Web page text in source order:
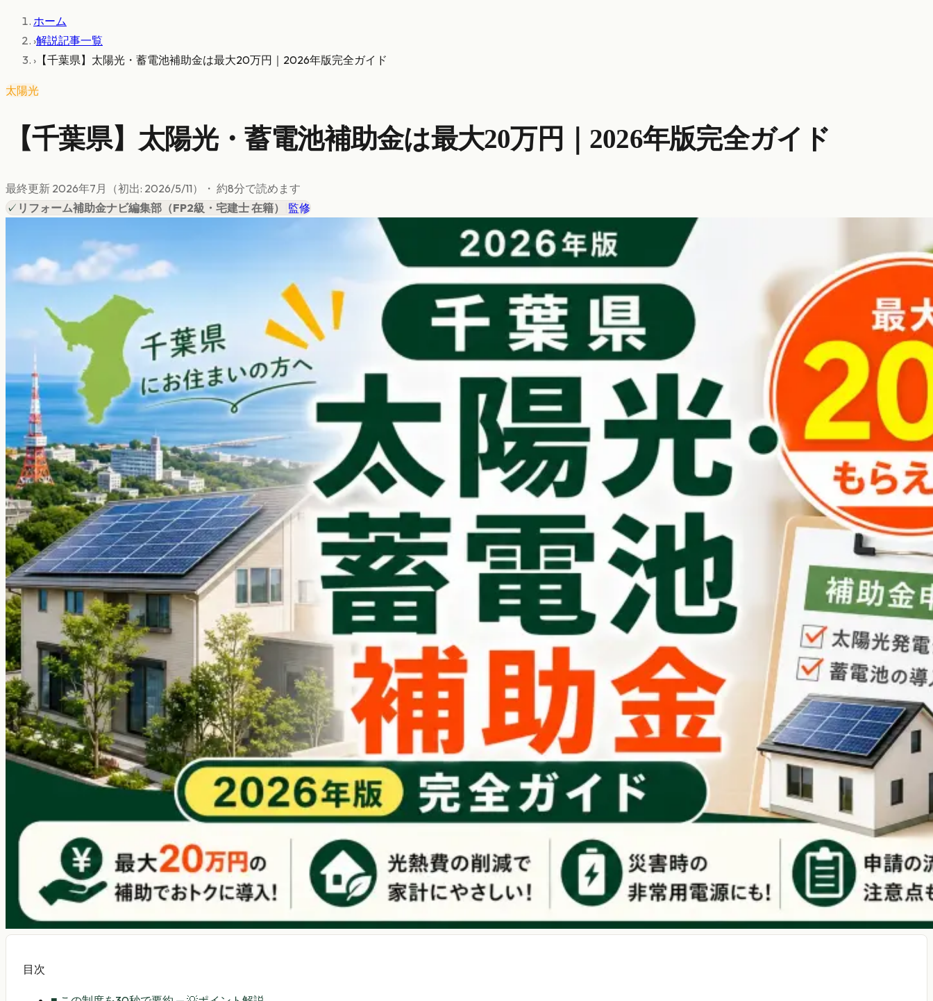
ホーム
›解説記事一覧
› 【千葉県】太陽光・蓄電池補助金は最大20万円｜2026年版完全ガイド
太陽光
【千葉県】太陽光・蓄電池補助金は最大20万円｜2026年版完全ガイド
最終更新 2026年7月 （初出: 2026/5/11） ・ 約8分で読めます
✓ リフォーム補助金ナビ編集部 （FP2級・宅建士 在籍） 監修
目次